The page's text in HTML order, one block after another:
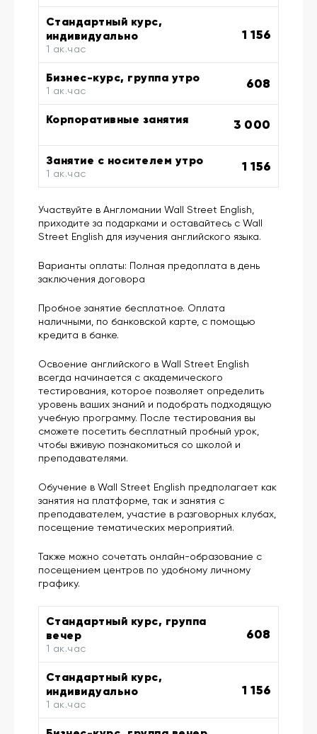
Стандартный курс,
индивидуально
1 ак.час
1 156
Бизнес-курс, группа утро
1 ак.час 608
Корпоративные занятия 3 000
Занятие с носителем утро
1 ак.час 1 156
Участвуйте в Англомании Wall Street English,
приходите за подарками и оставайтесь с Wall
Street English для изучения английского языка.
Варианты оплаты: Полная предоплата в день
заключения договора
Пробное занятие бесплатное. Оплата
наличными, по банковской карте, с помощью
кредита в банке.
Освоение английского в Wall Street English
всегда начинается с академического
тестирования, которое позволяет определить
уровень ваших знаний и подобрать подходящую
учебную программу. После тестирования вы
сможете посетить бесплатный пробный урок,
чтобы вживую познакомиться со школой и
преподавателями.
Обучение в Wall Street English предполагает как
занятия на платформе, так и занятия с
преподавателем, участие в разговорных клубах,
посещение тематических мероприятий.
Также можно сочетать онлайн-образование с
посещением центров по удобному личному
графику.
Стандартный курс, группа
вечер
1 ак.час
608
Стандартный курс,
индивидуально
1 ак.час
1 156